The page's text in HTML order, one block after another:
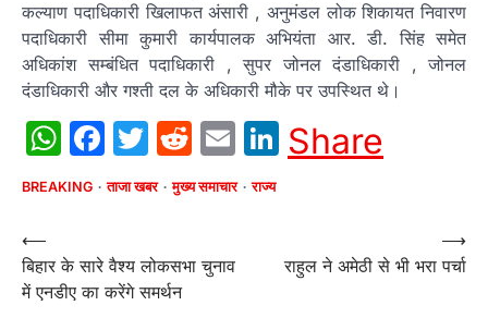
कल्याण पदाधिकारी खिलाफत अंसारी , अनुमंडल लोक शिकायत निवारण
पदाधिकारी सीमा कुमारी कार्यपालक अभियंता आर. डी. सिंह समेत
अधिकांश सम्बंधित पदाधिकारी , सुपर जोनल दंडाधिकारी , जोनल
दंडाधिकारी और गश्ती दल के अधिकारी मौके पर उपस्थित थे।
WhatsApp
Facebook
Twitter
Reddit
EmailLinkedIn
Share
BREAKING ताजा खबर मुख्य समाचार राज्य
Post
navigation
⟵
बिहार के सारे वैश्य लोकसभा चुनाव
में एनडीए का करेंगे समर्थन
राहुल ने अमेठी से भी भरा पर्चा
⟶